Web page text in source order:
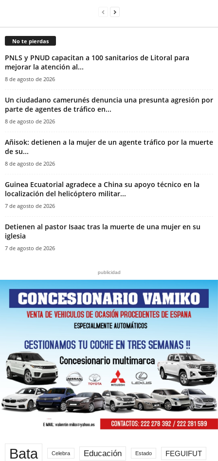
No te pierdas
PNLS y PNUD capacitan a 100 sanitarios de Litoral para
mejorar la atención al...
8 de agosto de 2026
‎Un ciudadano camerunés denuncia una presunta agresión por
parte de agentes de tráfico en...
8 de agosto de 2026
Añisok: detienen a la mujer de un agente tráfico por la muerte
de su...
8 de agosto de 2026
Guinea Ecuatorial agradece a China su apoyo técnico en la
localización del helicóptero militar...
7 de agosto de 2026
‎Detienen al pastor Isaac tras la muerte de una mujer en su
iglesia‎
7 de agosto de 2026
publicidad
Bata Celebra Educación Estado FEGUIFUT